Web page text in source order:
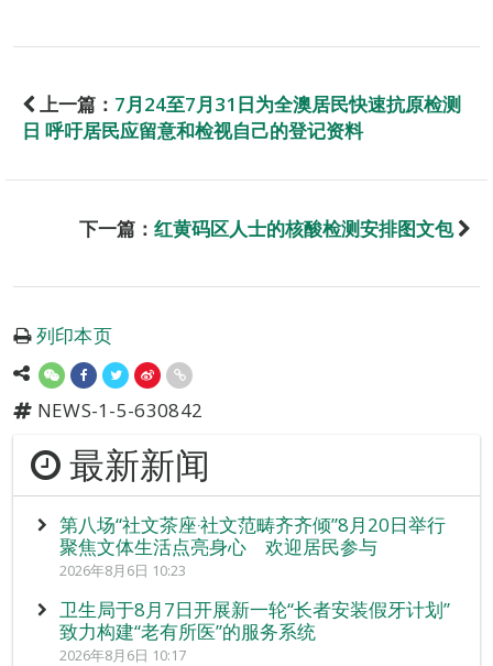
上一篇： 7月24至7月31日为全澳居民快速抗原检测
日 呼吁居民应留意和检视自己的登记资料
下一篇： 红黄码区人士的核酸检测安排图文包
列印本页
NEWS-1-5-630842
最新新闻
第八场“社文茶座‧社文范畴齐齐倾”8月20日举行
聚焦文体生活点亮身心 欢迎居民参与
2026年8月6日 10:23
卫生局于8月7日开展新一轮“长者安装假牙计划”
致力构建“老有所医”的服务系统
2026年8月6日 10:17